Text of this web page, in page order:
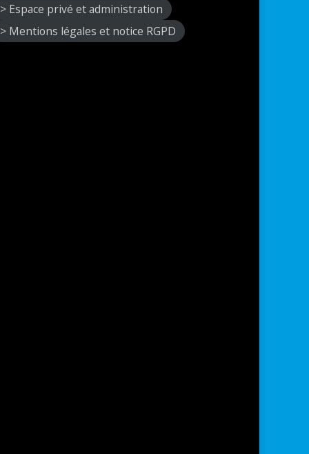
> Espace privé et administration
> Mentions légales et notice RGPD